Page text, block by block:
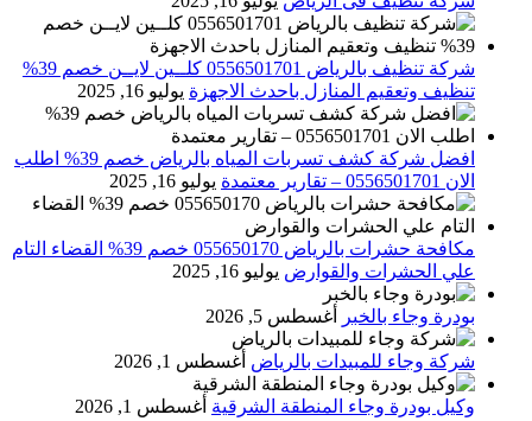
شركة تنظيف بالرياض 0556501701 كلــين لايــن خصم 39%
تنظيف وتعقيم المنازل باحدث الاجهزة يوليو 16, 2025
افضل شركة كشف تسربات المياه بالرياض خصم 39% اطلب
الان 0556501701‬‏ – تقارير معتمدة
يوليو 16, 2025
مكافحة حشرات بالرياض 055650170 خصم 39% القضاء التام
علي الحشرات والقوارض يوليو 16, 2025
بودرة وجاء بالخبر أغسطس 5, 2026
شركة وجاء للمبيدات بالرياض أغسطس 1, 2026
وكيل بودرة وجاء المنطقة الشرقية أغسطس 1, 2026